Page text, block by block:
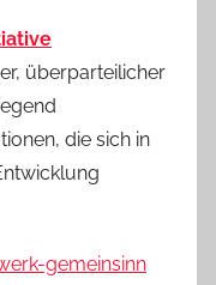
überparteilicher
die sich in
gemeinsinn